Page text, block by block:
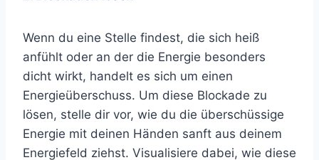
Wenn du eine Stelle findest, die sich heiß
anfühlt oder an der die Energie besonders
dicht wirkt, handelt es sich um einen
Energieüberschuss. Um diese Blockade zu
lösen, stelle dir vor, wie du die überschüssige
Energie mit deinen Händen sanft aus deinem
Energiefeld ziehst. Visualisiere dabei, wie diese